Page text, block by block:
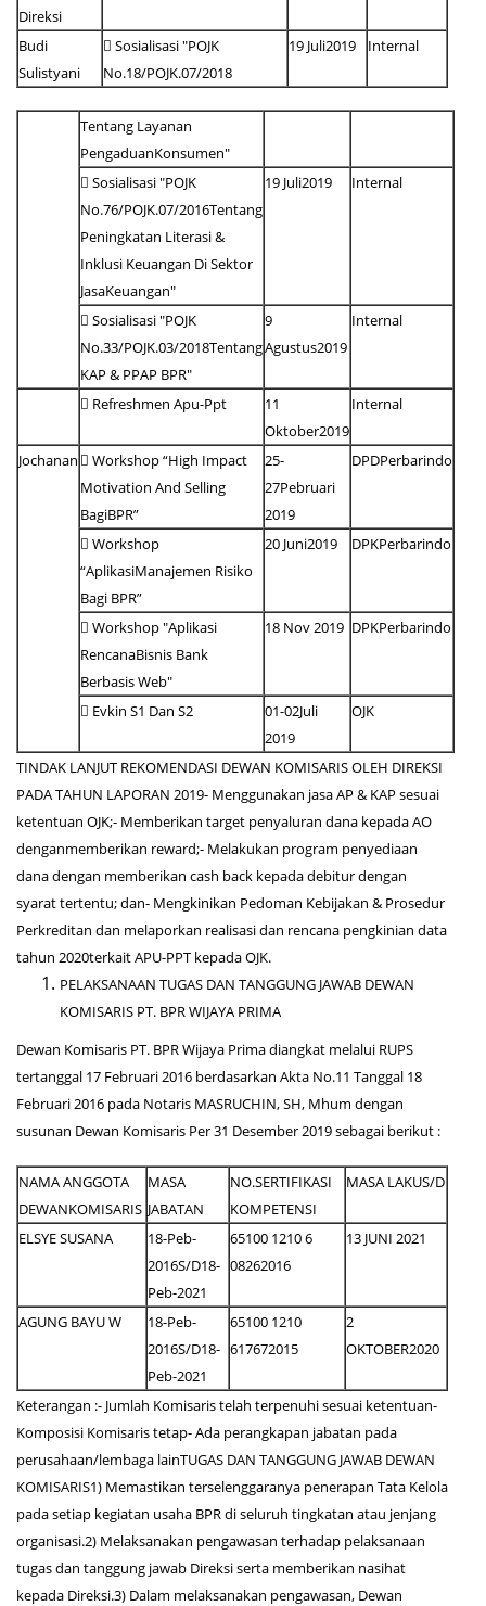
Direksi
Budi
Sulistyani
 Sosialisasi "POJK
No.18/POJK.07/2018
19 Juli2019 Internal
Tentang Layanan
PengaduanKonsumen"
 Sosialisasi "POJK
No.76/POJK.07/2016Tentang
Peningkatan Literasi &
Inklusi Keuangan Di Sektor
JasaKeuangan"
19 Juli2019 Internal
 Sosialisasi "POJK
No.33/POJK.03/2018Tentang
KAP & PPAP BPR"
9
Agustus2019
Internal
 Refreshmen Apu-Ppt
11
Oktober2019
Internal
Jochanan  Workshop “High Impact
Motivation And Selling
BagiBPR”
25-
27Pebruari
2019
DPDPerbarindo
 Workshop
“AplikasiManajemen Risiko
Bagi BPR”
20 Juni2019 DPKPerbarindo
 Workshop "Aplikasi
RencanaBisnis Bank
Berbasis Web"
18 Nov 2019 DPKPerbarindo
 Evkin S1 Dan S2
01-02Juli
2019
OJK
TINDAK LANJUT REKOMENDASI DEWAN KOMISARIS OLEH DIREKSI
PADA TAHUN LAPORAN 2019- Menggunakan jasa AP & KAP sesuai
ketentuan OJK;- Memberikan target penyaluran dana kepada AO
denganmemberikan reward;- Melakukan program penyediaan
dana dengan memberikan cash back kepada debitur dengan
syarat tertentu; dan- Mengkinikan Pedoman Kebijakan & Prosedur
Perkreditan dan melaporkan realisasi dan rencana pengkinian data
tahun 2020terkait APU-PPT kepada OJK.
PELAKSANAAN TUGAS DAN TANGGUNG JAWAB DEWAN
KOMISARIS PT. BPR WIJAYA PRIMA
Dewan Komisaris PT. BPR Wijaya Prima diangkat melalui RUPS
tertanggal 17 Februari 2016 berdasarkan Akta No.11 Tanggal 18
Februari 2016 pada Notaris MASRUCHIN, SH, Mhum dengan
susunan Dewan Komisaris Per 31 Desember 2019 sebagai berikut :
NAMA ANGGOTA
DEWANKOMISARIS
MASA
JABATAN
NO.SERTIFIKASI
KOMPETENSI
MASA LAKUS/D
ELSYE SUSANA
18-Peb-
2016S/D18-
Peb-2021
65100 1210 6
08262016
13 JUNI 2021
AGUNG BAYU W
18-Peb-
2016S/D18-
Peb-2021
65100 1210
617672015
2
OKTOBER2020
Keterangan :- Jumlah Komisaris telah terpenuhi sesuai ketentuan-
Komposisi Komisaris tetap- Ada perangkapan jabatan pada
perusahaan/lembaga lainTUGAS DAN TANGGUNG JAWAB DEWAN
KOMISARIS1) Memastikan terselenggaranya penerapan Tata Kelola
pada setiap kegiatan usaha BPR di seluruh tingkatan atau jenjang
organisasi.2) Melaksanakan pengawasan terhadap pelaksanaan
tugas dan tanggung jawab Direksi serta memberikan nasihat
kepada Direksi.3) Dalam melaksanakan pengawasan, Dewan